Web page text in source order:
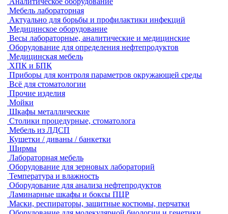
Мебель лабораторная
Актуально для борьбы и профилактики инфекций
Медицинское оборудование
Весы лабораторные, аналитические и медицинские
Оборудование для определения нефтепродуктов
Медицинская мебель
ХПК и БПК
Приборы для контроля параметров окружающей среды
Всё для стоматологии
Прочие изделия
Мойки
Шкафы металлические
Столики процедурные, стоматолога
Мебель из ЛДСП
Кушетки / диваны / банкетки
Ширмы
Лабораторная мебель
Оборудование для зерновых лабораторий
Температура и влажность
Оборудование для анализа нефтепродуктов
Ламинарные шкафы и боксы ПЦР
Маски, респираторы, защитные костюмы, перчатки